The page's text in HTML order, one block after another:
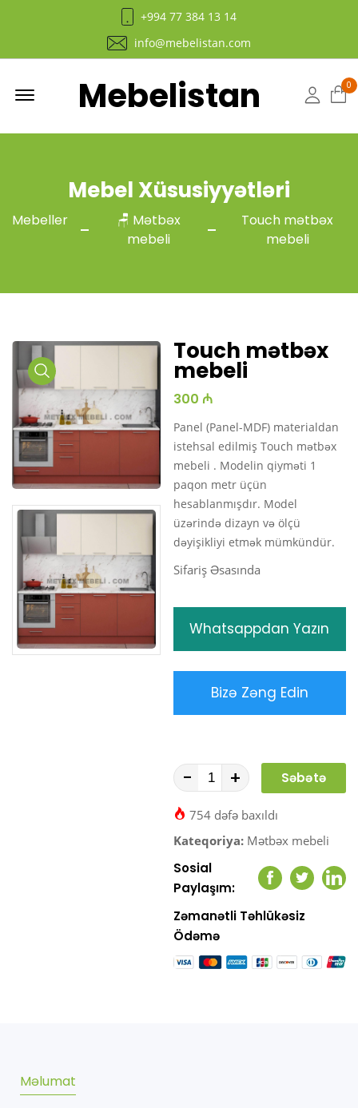
+994 77 384 13 14
info@mebelistan.com
Mebelistan 0
Mebel Xüsusiyyətləri
Mebeller
🪑 Mətbəx
mebeli
Touch mətbəx
mebeli
Media
Gallery
Touch mətbəx
mebeli
300 ₼
Panel (Panel-MDF) materialdan
istehsal edilmiş Touch mətbəx
mebeli . Modelin qiyməti 1
paqon metr üçün
hesablanmışdır. Model
üzərində dizayn və ölçü
dəyişikliyi etmək mümkündür.
Sifariş Əsasında
Whatsappdan Yazın
Bizə Zəng Edin
- +
Səbətə
754 dəfə baxıldı
Kateqoriya: Mətbəx mebeli
Sosial
Paylaşım:
Facebook
Twitter
Zəmanətli Təhlükəsiz
Ödəmə
Məlumat